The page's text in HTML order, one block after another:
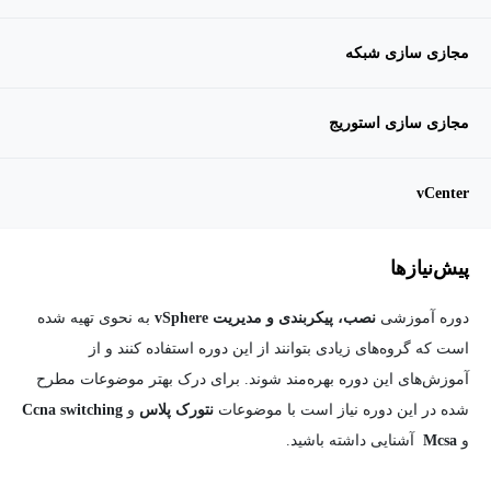
مجازی سازی شبکه
مجازی سازی استوریج
vCenter
پیش‌نیاز‌ها
دوره آموزشی نصب، پیکربندی و مدیریت vSphere
به نحوی تهیه شده
است که گروه‌های زیادی بتوانند از این دوره استفاده کنند و از
آموزش‌های این دوره بهره‌مند شوند. برای درک بهتر موضوعات مطرح
شده در این دوره نیاز است با موضوعات نتورک پلاس و Ccna switching
و Mcsa آشنایی داشته باشید.